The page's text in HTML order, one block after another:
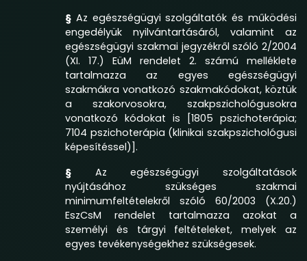
§ Az egészségügyi szolgáltatók és működési
engedélyük nyilvántartásáról, valamint az
egészségügyi szakmai jegyzékről szóló 2/2004
(XI. 17.) EüM rendelet 2. számú melléklete
tartalmazza az egyes egészségügyi
szakmákra vonatkozó szakmakódokat, köztük
a szakorvosokra, szakpszichológusokra
vonatkozó kódokat is [1805 pszichoterápia;
7104 pszichoterápia (klinikai szakpszichológusi
képesítéssel)].
§ Az egészségügyi szolgáltatások
nyújtásához szükséges szakmai
minimumfeltételekről szóló 60/2003 (X.20.)
EszCsM rendelet tartalmazza azokat a
személyi és tárgyi feltételeket, melyek az
egyes tevékenységekhez szükségesek.